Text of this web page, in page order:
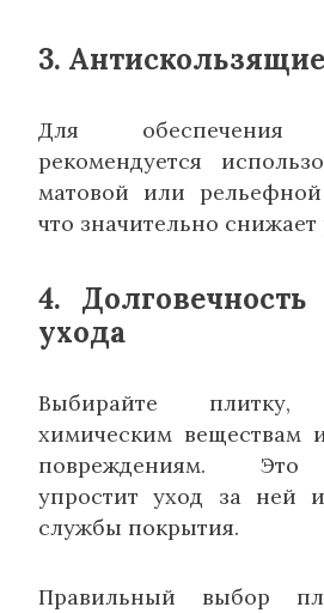
3.
Для обеспечения
рекомендуется
матовой или
что значительно
4. Долговечность
ухода
Выбирайте
химическим веществам
повреждениям. Это
упростит уход за ней
службы покрытия.
Правильный выбор